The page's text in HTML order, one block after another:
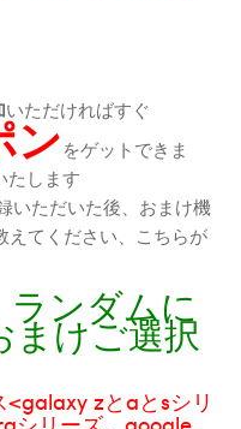
いただければすぐ
ンをゲットできま
たします
いただいた後、おまけ機
えてください、こちらが
ランダムに
まけご選択
zとaとsシリ
シリーズ、google